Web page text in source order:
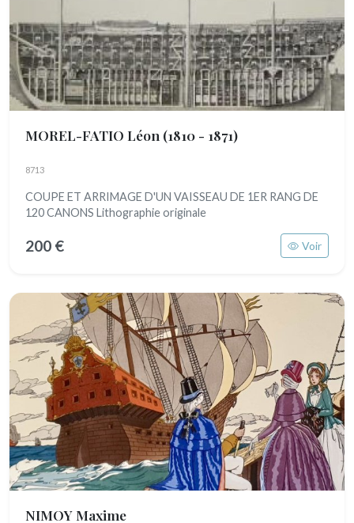
MOREL-FATIO Léon (1810 - 1871)
8713
COUPE ET ARRIMAGE D'UN VAISSEAU DE 1ER RANG DE
120 CANONS Lithographie originale
200 € Voir
NIMOY Maxime